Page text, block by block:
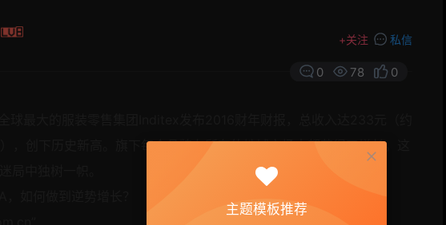
+关注 私信
0 78 0
），创下历史新高。旗下每个品牌在所有的地域市场内都获得了增长。这
主题模板推荐